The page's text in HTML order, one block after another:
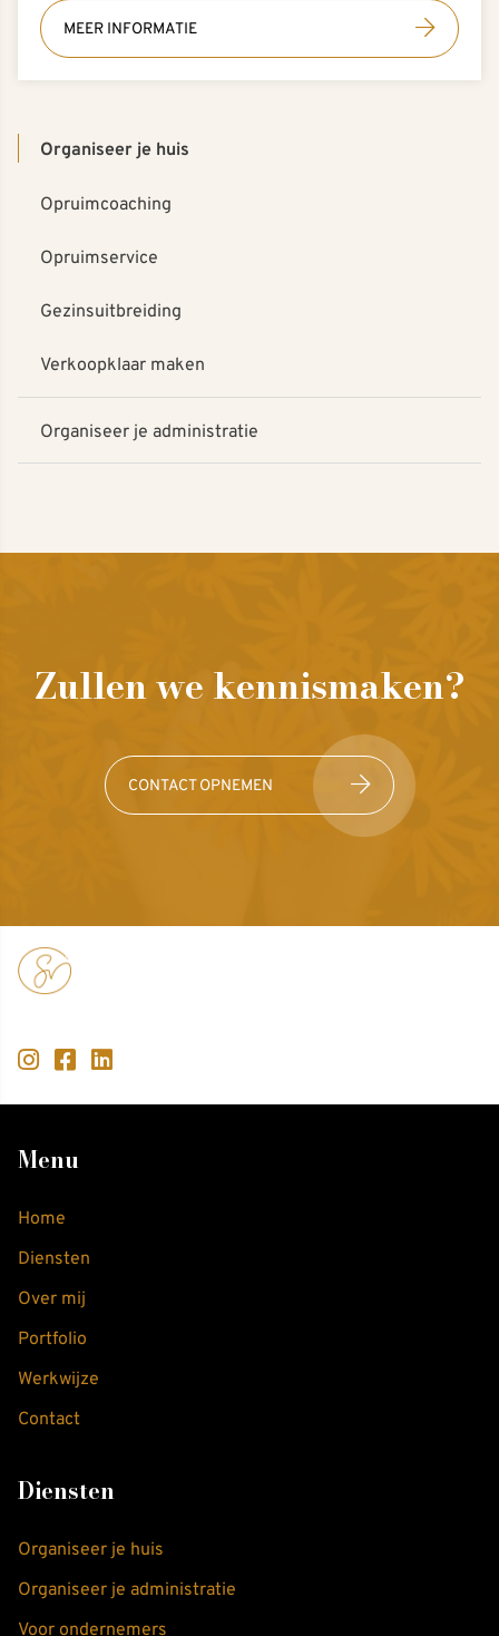
MEER INFORMATIE
Organiseer je huis
Opruimcoaching
Opruimservice
Gezinsuitbreiding
Verkoopklaar maken
Organiseer je administratie
Zullen we kennismaken?
CONTACT OPNEMEN
Menu
Home
Diensten
Over mij
Portfolio
Werkwijze
Contact
Diensten
Organiseer je huis
Organiseer je administratie
Voor ondernemers